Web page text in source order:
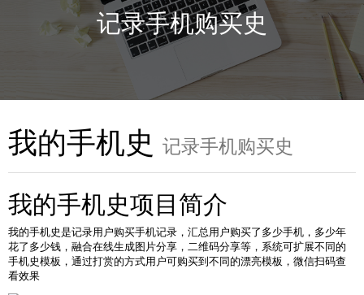
记录手机购买史
我的手机史 记录手机购买史
我的手机史项目简介
我的手机史是记录用户购买手机记录，汇总用户购买了多少手机，多少年
花了多少钱，融合在线生成图片分享，二维码分享等，系统可扩展不同的
手机史模板，通过打赏的方式用户可购买到不同的漂亮模板，微信扫码查
看效果